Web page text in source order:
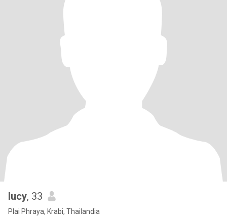
lucy, 33
Plai Phraya, Krabi, Thailandia